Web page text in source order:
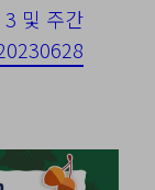
및 주간